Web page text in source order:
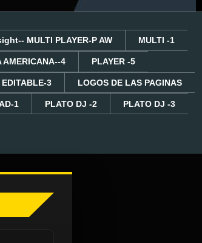
MULTI PLAYER-P AW MULTI -1
AMERICANA--4 PLAYER -5
EDITABLE-3 LOGOS DE LAS PAGINAS
1 PLATO DJ -2 PLATO DJ -3